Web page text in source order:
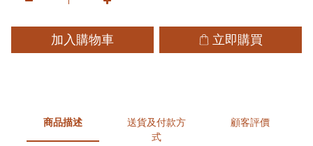
加入購物車 立即購買
商品描述
送貨及付款方
式
顧客評價